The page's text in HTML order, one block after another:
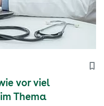
vor viel
Thema